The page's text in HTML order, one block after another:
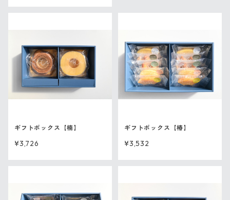
ギフトボックス【楠】
¥3,726
ギフトボックス【椿】
¥3,532